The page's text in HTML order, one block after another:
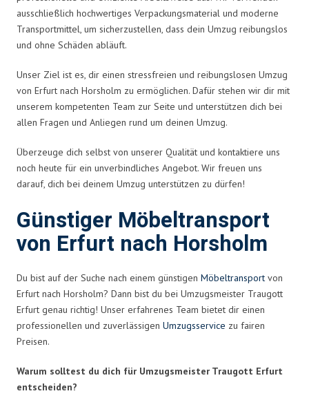
ausschließlich hochwertiges Verpackungsmaterial und moderne
Transportmittel, um sicherzustellen, dass dein Umzug reibungslos
und ohne Schäden abläuft.
Unser Ziel ist es, dir einen stressfreien und reibungslosen Umzug
von Erfurt nach Horsholm zu ermöglichen. Dafür stehen wir dir mit
unserem kompetenten Team zur Seite und unterstützen dich bei
allen Fragen und Anliegen rund um deinen Umzug.
Überzeuge dich selbst von unserer Qualität und kontaktiere uns
noch heute für ein unverbindliches Angebot. Wir freuen uns
darauf, dich bei deinem Umzug unterstützen zu dürfen!
Günstiger Möbeltransport
von Erfurt nach Horsholm
Du bist auf der Suche nach einem günstigen Möbeltransport von
Erfurt nach Horsholm? Dann bist du bei Umzugsmeister Traugott
Erfurt genau richtig! Unser erfahrenes Team bietet dir einen
professionellen und zuverlässigen Umzugsservice zu fairen
Preisen.
Warum solltest du dich für Umzugsmeister Traugott Erfurt
entscheiden?